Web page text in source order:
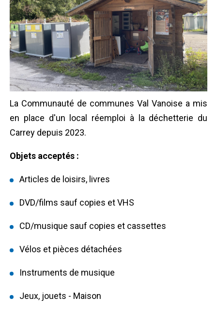
La Communauté de communes Val Vanoise a mis
en place d'un local réemploi à la déchetterie du
Carrey depuis 2023.
Objets acceptés :
Articles de loisirs, livres
DVD/films sauf copies et VHS
CD/musique sauf copies et cassettes
Vélos et pièces détachées
Instruments de musique
Jeux, jouets - Maison